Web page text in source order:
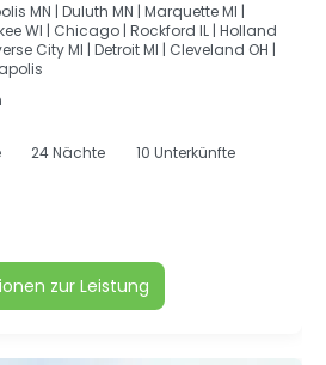
MN | Duluth MN | Marquette MI |
WI | Chicago | Rockford IL | Holland
City MI | Detroit MI | Cleveland OH |
24Nächte
10 Unterkünfte
zur Leistung